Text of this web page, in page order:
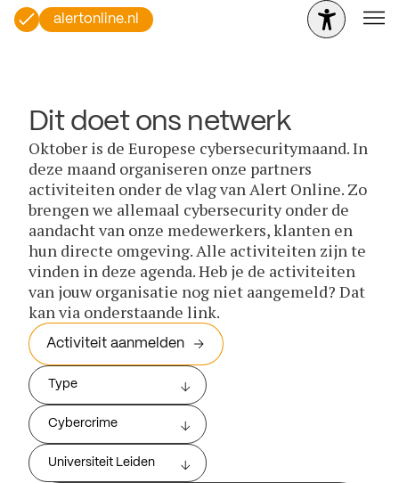
alertonline.nl
Dit doet ons netwerk
Oktober is de Europese cybersecuritymaand. In
deze maand organiseren onze partners
activiteiten onder de vlag van Alert Online. Zo
brengen we allemaal cybersecurity onder de
aandacht van onze medewerkers, klanten en
hun directe omgeving. Alle activiteiten zijn te
vinden in deze agenda. Heb je de activiteiten
van jouw organisatie nog niet aangemeld? Dat
kan via onderstaande link.
Activiteit aanmelden
Type
Cybercrime
Universiteit Leiden